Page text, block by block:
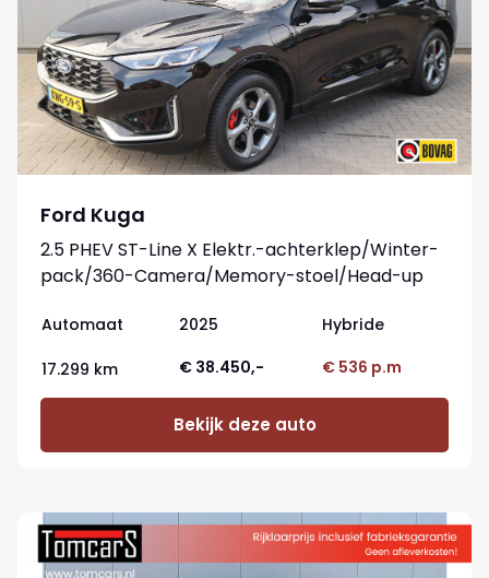
Ford Kuga
2.5 PHEV ST-Line X Elektr.-achterklep/Winter-
pack/360-Camera/Memory-stoel/Head-up
Automaat 2025 Hybride
17.299 km € 38.450,- € 536 p.m
Bekijk deze auto